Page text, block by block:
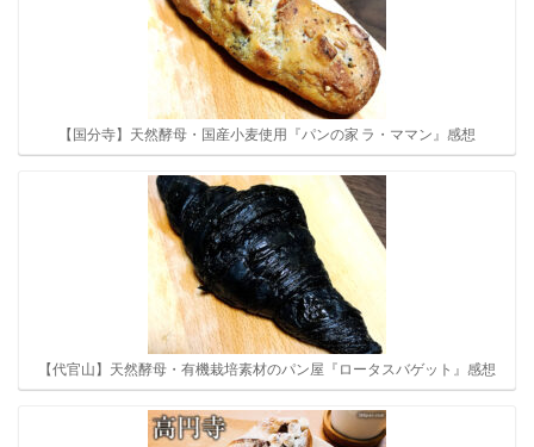
【国分寺】天然酵母・国産小麦使用『パンの家 ラ・ママン』感想
【代官山】天然酵母・有機栽培素材のパン屋『ロータスバゲット』感想